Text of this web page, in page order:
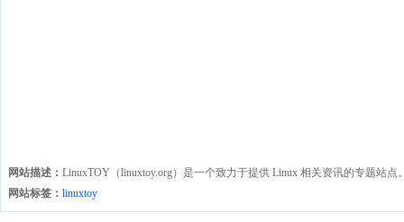
网站描述： LinuxTOY（linuxtoy.org）是一个致力于提供 Linux 相关资讯的专题站点
网站标签： linuxtoy